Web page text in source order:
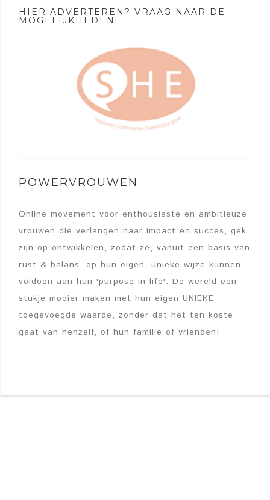
HIER ADVERTEREN? VRAAG NAAR DE
MOGELIJKHEDEN!
POWERVROUWEN
Online movement voor enthousiaste en ambitieuze
vrouwen die verlangen naar impact en succes, gek
zijn op ontwikkelen, zodat ze, vanuit een basis van
rust & balans, op hun eigen, unieke wijze kunnen
voldoen aan hun 'purpose in life': De wereld een
stukje mooier maken met hun eigen UNIEKE
toegevoegde waarde, zonder dat het ten koste
gaat van henzelf, of hun familie of vrienden!